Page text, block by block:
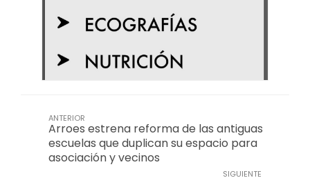
ANTERIOR
Arroes estrena reforma de las antiguas
escuelas que duplican su espacio para
asociación y vecinos
SIGUIENTE